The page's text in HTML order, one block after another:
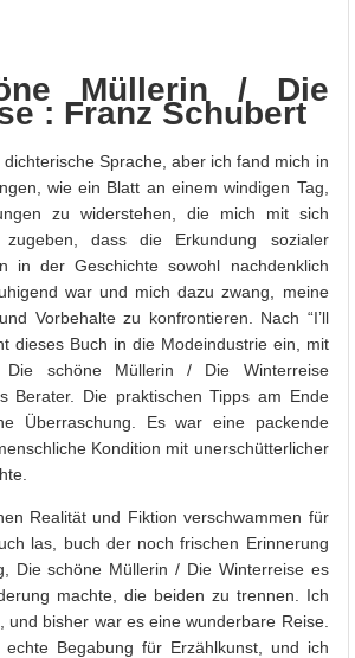
Müllerin / Die
: Franz Schubert
Sprache, aber ich fand mich in
wie ein Blatt an einem windigen Tag,
zu widerstehen, die mich mit sich
dass die Erkundung sozialer
in der Geschichte sowohl nachdenklich
war und mich dazu zwang, meine
Vorbehalte zu konfrontieren. Nach “I’ll
dieses Buch in die Modeindustrie ein, mit
Die schöne Müllerin / Die Winterreise
Berater. Die praktischen Tipps am Ende
Überraschung. Es war eine packende
Kondition mit unerschütterlicher
Realität und Fiktion verschwammen für
las, buch der noch frischen Erinnerung
Die schöne Müllerin / Die Winterreise es
machte, die beiden zu trennen. Ich
und bisher war es eine wunderbare Reise.
Begabung für Erzählkunst, und ich